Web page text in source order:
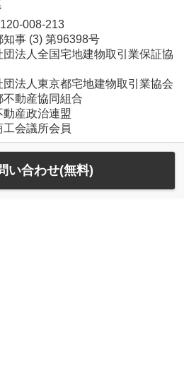
008-213
知事 (3) 第96398号
団法人全国宅地建物取引業保証協
団法人東京都宅地建物取引業協会
不動産協同組合
動産政治連盟
工会議所会員
い合わせ(無料)